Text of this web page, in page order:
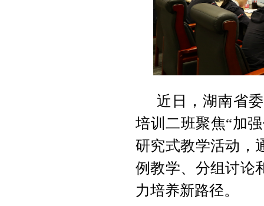
近日，湖南省
培训二班聚焦“加
研究式教学活动，
例教学、分组讨论
力培养新路径。